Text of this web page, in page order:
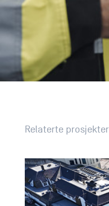
Relaterte prosjekter